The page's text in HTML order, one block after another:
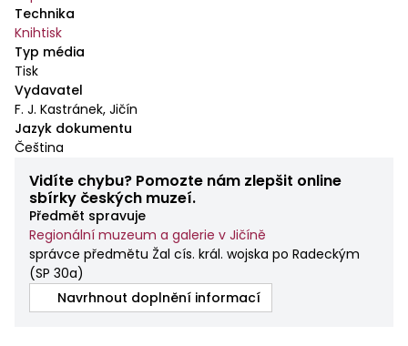
Technika
Knihtisk
Typ média
Tisk
Vydavatel
F. J. Kastránek, Jičín
Jazyk dokumentu
Čeština
Vidíte chybu? Pomozte nám zlepšit online
sbírky českých muzeí.
Předmět spravuje
Regionální muzeum a galerie v Jičíně
správce předmětu Žal cís. král. wojska po Radeckým
(SP 30a)
Navrhnout doplnění informací